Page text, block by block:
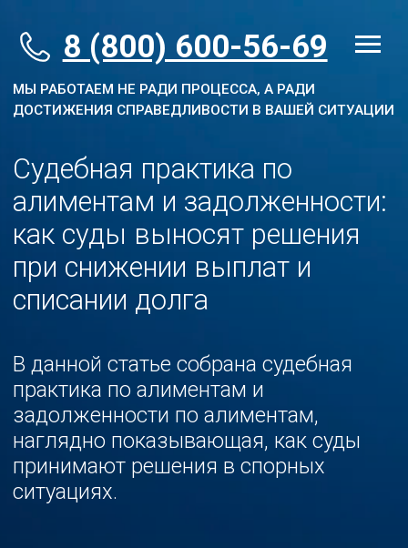
Судебная практика по
как суды выносят решения
при снижении выплат и
списании долга
В данной статье собрана судебная
практика по алиментам и
задолженности по алиментам,
наглядно показывающая, как суды
Узнайте перспективы вашего
дела:
Просто укажите текущую стадию
процесса. Адвокат сравнит вашу
ситуацию с успешной практикой и
даст прогноз.
МЫ РАБОТАЕМ НЕ РАДИ ПРОЦЕССА, А РАДИ
8 (800) 600-56-69